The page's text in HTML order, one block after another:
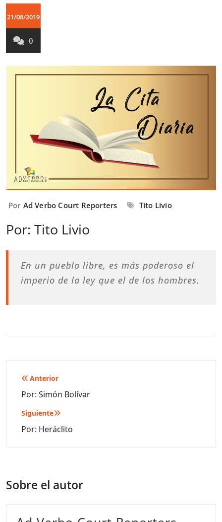
21/08/2019
0
Por Ad Verbo Court Reporters Tito Livio
Por: Tito Livio
En un pueblo libre, es más poderoso el
imperio de la ley que el de los hombres.
Navegación
de
entradas
Anterior
Por: Simón Bolívar
Siguiente
Por: Heráclito
Sobre el autor